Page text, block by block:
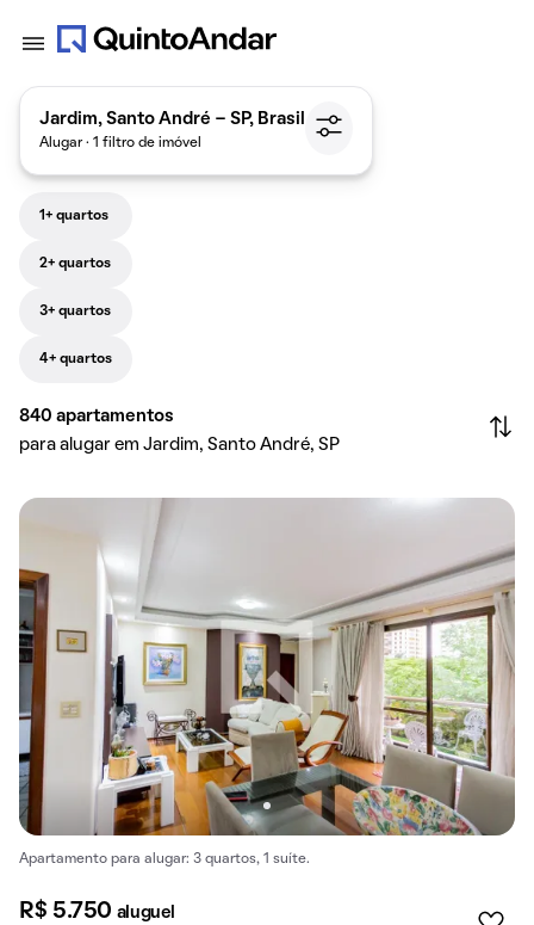
Jardim, Santo André - SP, Brasil
Alugar · 1 filtro de imóvel
1+ quartos
2+ quartos
3+ quartos
4+ quartos
840 apartamentos
para alugar em Jardim, Santo André, SP
Apartamento para alugar: 3 quartos, 1 suíte.
R$ 5.750 aluguel